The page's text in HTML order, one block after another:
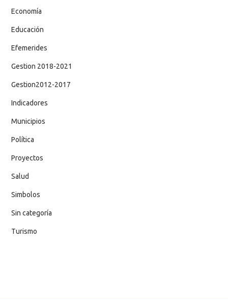
Economía
Educación
Efemerides
Gestion 2018-2021
Gestion2012-2017
Indicadores
Municipios
Política
Proyectos
Salud
Simbolos
Sin categoría
Turismo